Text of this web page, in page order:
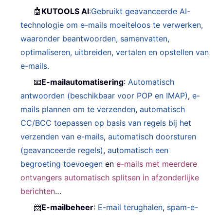
🤖 KUTOOLS AI:Gebruikt geavanceerde AI-
technologie om e-mails moeiteloos te verwerken,
waaronder beantwoorden, samenvatten,
optimaliseren, uitbreiden, vertalen en opstellen van
e-mails.
📧E-mailautomatisering: Automatisch
antwoorden (beschikbaar voor POP en IMAP),e-
mails plannen om te verzenden,automatisch
CC/BCC toepassen op basis van regels bij het
verzenden van e-mails,automatisch doorsturen
(geavanceerde regels),automatisch een
begroeting toevoegen ene-mails met meerdere
ontvangers automatisch splitsen in afzonderlijke
berichten…
📨E-mailbeheer: E-mail terughalen, spam-e-